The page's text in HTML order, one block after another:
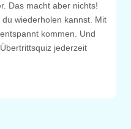
Das macht aber nichts!
wiederholen kannst. Mit
kommen. Und
jederzeit